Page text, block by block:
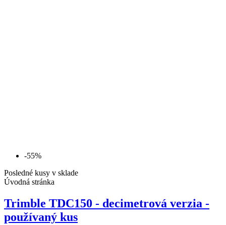
-55%
Posledné kusy v sklade
Úvodná stránka
Trimble TDC150 - decimetrová verzia -
používaný kus